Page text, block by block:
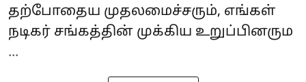
தற்போதைய முதலமைச்சரும், எங்கள்
நடிகர் சங்கத்தின் முக்கிய உறுப்பினரும
...